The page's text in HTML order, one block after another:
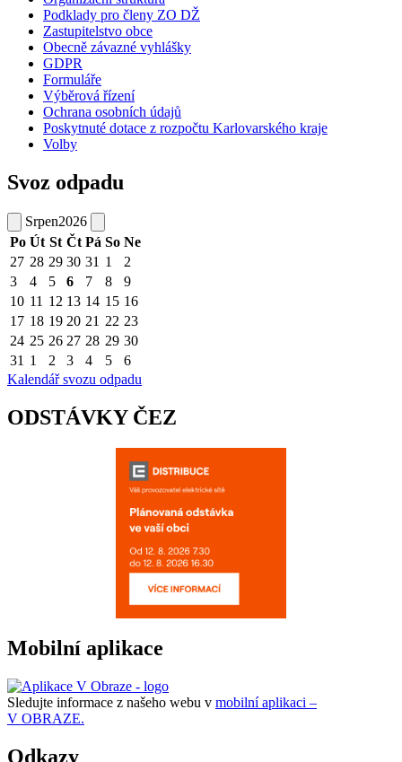
Podklady pro členy ZO DŽ
Zastupitelstvo obce
Obecně závazné vyhlášky
GDPR
Formuláře
Výběrová řízení
Ochrana osobních údajů
Poskytnuté dotace z rozpočtu Karlovarského kraje
Volby
Svoz odpadu
Srpen2026
Po Út St Čt Pá So Ne
27 28 29 30 31 1
2
3
4 5 6 7 8
9
10 11 12 13 14 15 16
17 18 19 20 21 22 23
24 25 26 27 28 29 30
31 1 2 3 4 5
6
Kalendář svozu odpadu
ODSTÁVKY ČEZ
Mobilní aplikace
Sledujte informace z našeho webu v mobilní aplikaci –
V OBRAZE.
Odkazy